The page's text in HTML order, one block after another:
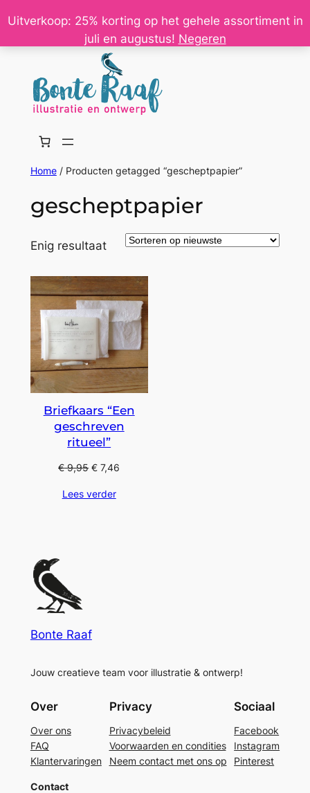
Uitverkoop: 25% korting op het gehele assortiment in
juli en augustus! Negeren
Ga
de
Home/ Producten getagged “gescheptpapier”
gescheptpapier
Enig resultaat
Briefkaars “Een
geschreven
ritueel”
€9,95 € 7,46
Lees verder
Bonte Raaf
Jouw creatieve team voor illustratie & ontwerp!
Over
Over ons
FAQ
Klantervaringen
Privacy
Privacybeleid
Voorwaarden en condities
Neem contact met ons op
Sociaal
Facebook
Instagram
Pinterest
Contact